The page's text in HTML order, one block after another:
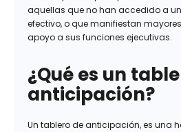
aquellas que no han accedido a
efectivo, o que manifiestan
apoyo a sus funciones ejecutivas.
¿Qué es un
anticipación?
Un tablero de anticipación, es una